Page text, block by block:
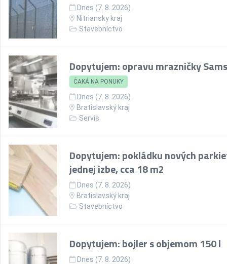
Dnes (7. 8. 2026)
Nitriansky kraj
Stavebníctvo
Dopytujem: opravu mrazničky
ČAKÁ NA PONUKY
Dnes (7. 8. 2026)
Bratislavský kraj
Servis
Dopytujem: pokládku nových
jednej izbe, cca 18 m2
Dnes (7. 8. 2026)
Bratislavský kraj
Stavebníctvo
Dopytujem: bojler s objemom 150 l
Dnes (7. 8. 2026)